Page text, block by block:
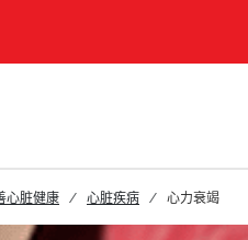
心脏健康 心脏疾病 心力衰竭